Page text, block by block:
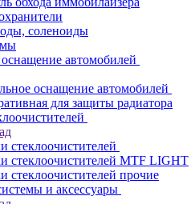
соленоиды
автомобилей
оснащение автомобилей
для защиты радиатора
стеклоочистителей
стеклоочистителей MTF LIGHT
стеклоочистителей прочие
и аксессуары